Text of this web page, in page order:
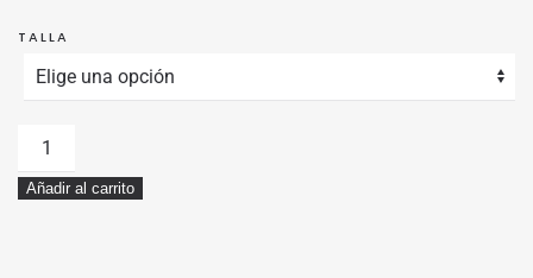
TALLA
GUANTES
ALPINESTARS
STELLA
Añadir al carrito